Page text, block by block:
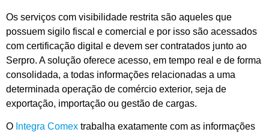
Os serviços com visibilidade restrita são aqueles que
possuem sigilo fiscal e comercial e por isso são acessados
com certificação digital e devem ser contratados junto ao
Serpro. A solução oferece acesso, em tempo real e de forma
consolidada, a todas informações relacionadas a uma
determinada operação de comércio exterior, seja de
exportação, importação ou gestão de cargas.
O Integra Comex trabalha exatamente com as informações